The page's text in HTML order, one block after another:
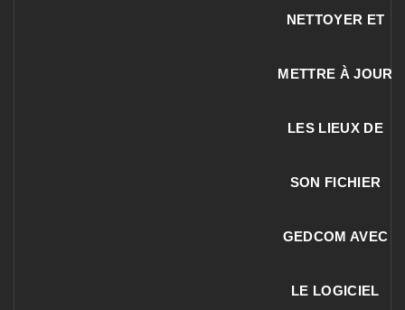
NETTOYER ET
METTRE À JOUR
LES LIEUX DE
SON FICHIER
GEDCOM AVEC
LE LOGICIEL